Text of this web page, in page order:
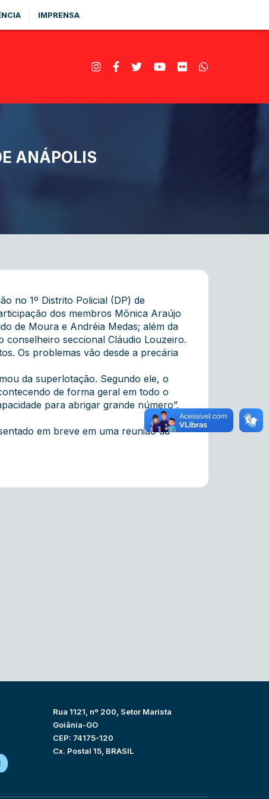
IMPRENSA
ANÁPOLIS
no 1º Distrito Policial (DP) de
dos membros Mônica Araújo
de Moura e Andréia Medas; além da
conselheiro seccional Cláudio Louzeiro.
Os problemas vão desde a precária
da superlotação. Segundo ele, o
de forma geral em todo o
para abrigar grande número”,
em breve em uma reunião da
Rua 1121, nº 200, Setor Marista
Goiânia-GO
CEP: 74175-120
Cx. Postal 15, BRASIL